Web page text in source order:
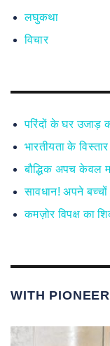
लघुकथा
विचार
परिंदों के घर उजाड़
भारतीयता के
बौद्धिक अपच केवल
सावधान! अपने बच्चों
कमज़ोर विपक्ष का
WITH